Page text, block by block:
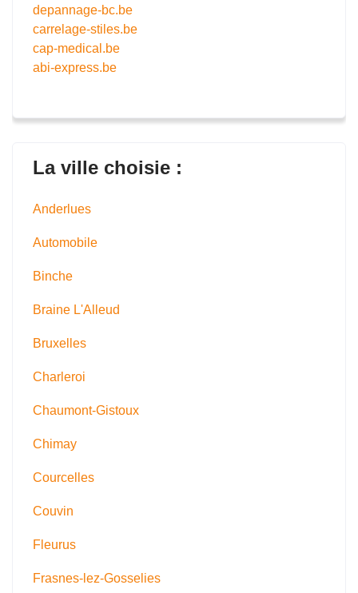
depannage-bc.be
carrelage-stiles.be
cap-medical.be
abi-express.be
La ville choisie :
Anderlues
Automobile
Binche
Braine L'Alleud
Bruxelles
Charleroi
Chaumont-Gistoux
Chimay
Courcelles
Couvin
Fleurus
Frasnes-lez-Gosselies